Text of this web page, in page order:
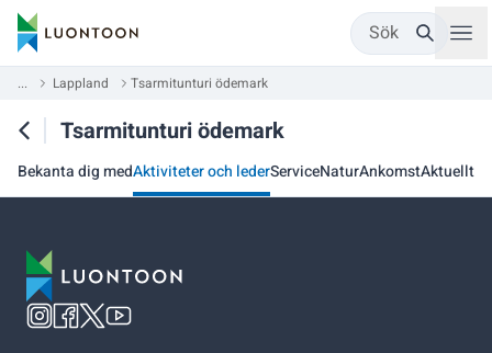
Sök
... Lappland Tsarmitunturi ödemark
Tsarmitunturi ödemark
Bekanta dig medAktiviteter och lederServiceNaturAnkomstAktuellt